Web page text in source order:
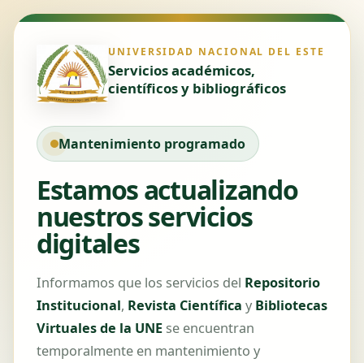
UNIVERSIDAD NACIONAL DEL ESTE
Servicios académicos,
científicos y bibliográficos
Mantenimiento programado
Estamos actualizando
nuestros servicios
digitales
Informamos que los servicios del Repositorio
Institucional, Revista Científica y Bibliotecas
Virtuales de la UNE se encuentran
temporalmente en mantenimiento y